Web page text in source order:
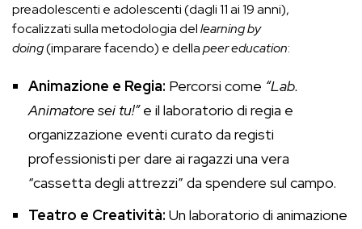
preadolescenti e adolescenti (dagli 11 ai 19 anni),
focalizzati sulla metodologia dellearning by
doing(imparare facendo) e dellapeer education:
Animazione e Regia: Percorsi come “Lab.
Animatore sei tu!”e il laboratorio di regia e
organizzazione eventi curato da registi
professionisti per dare ai ragazzi una vera
“cassetta degli attrezzi” da spendere sul campo.
Teatro e Creatività: Un laboratorio di animazione